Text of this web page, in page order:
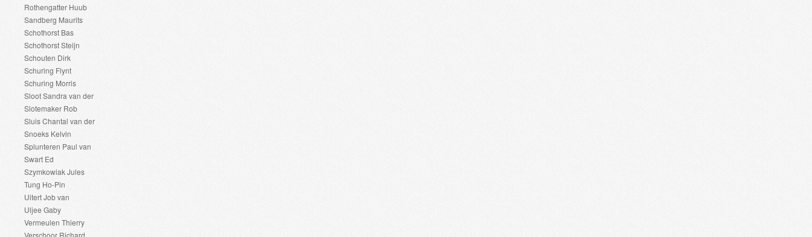
Rothengatter Huub
Sandberg Maurits
Schothorst Bas
Schothorst Steijn
Schouten Dirk
Schuring Flynt
Schuring Morris
Sloot Sandra van der
Slotemaker Rob
Sluis Chantal van der
Snoeks Kelvin
Splunteren Paul van
Swart Ed
Szymkowiak Jules
Tung Ho-Pin
Uitert Job van
Uljee Gaby
Vermeulen Thierry
Verschoor Richard